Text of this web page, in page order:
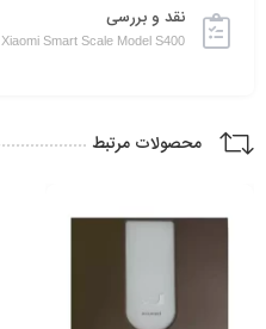
نقد و بررسی
Xiaomi Smart Scale Model S400
محصولات مرتبط